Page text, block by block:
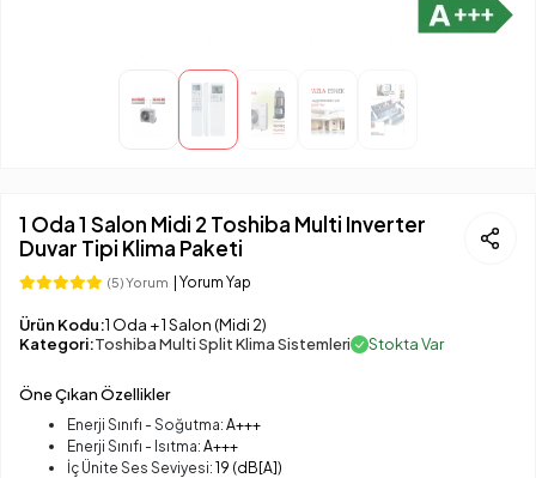
1 Oda 1 Salon Midi 2 Toshiba Multi Inverter
Duvar Tipi Klima Paketi
(5) Yorum | Yorum Yap
Ürün Kodu:1 Oda + 1 Salon (Midi 2)
Kategori:Toshiba Multi Split Klima Sistemleri Stokta Var
Öne Çıkan Özellikler
Enerji Sınıfı - Soğutma: A+++
Enerji Sınıfı - Isıtma: A+++
İç Ünite Ses Seviyesi: 19 (dB[A])